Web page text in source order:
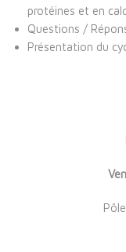
protéines et en
Questions /
Présentation du